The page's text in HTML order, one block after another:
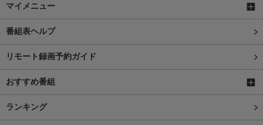
マイメニュー
番組表ヘルプ
リモート録画予約ガイド
おすすめ番組
ランキング